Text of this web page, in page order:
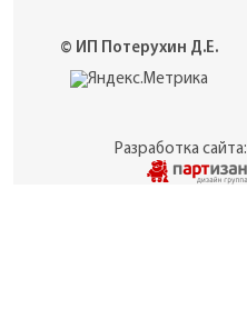
© ИП Потерухин Д.Е.
Разработка сайта: